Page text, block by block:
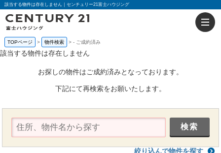
該当する物件は存在しません｜センチュリー21富士ハウジング
TOPページ 物件検索 - ご成約済み
該当する物件は存在しません
お探しの物件はご成約済みとなっております。
下記にて再検索をお願いたします。
絞り込んで物件を探す